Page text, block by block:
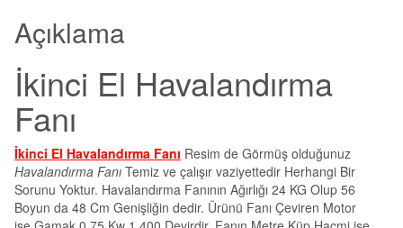
Açıklama
İkinci El Havalandırma
Fanı
İkinci El Havalandırma Fanı Resim de Görmüş olduğunuz
Havalandırma Fanı Temiz ve çalışır vaziyettedir Herhangi Bir
Sorunu Yoktur. Havalandırma Fanının Ağırlığı 24 KG Olup 56
Boyun da 48 Cm Genişliğin dedir. Ürünü Fanı Çeviren Motor